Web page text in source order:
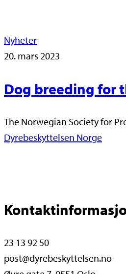
Nyheter
20. mars 2023
Dog breeding for
The Norwegian Society for
Dyrebeskyttelsen Norge
23 13 92 50
post@dyrebeskyttelsen.no